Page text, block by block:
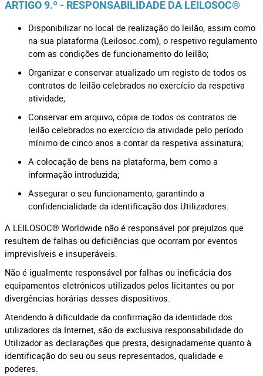
ARTIGO 9.º - RESPONSABILIDADE DA LEILOSOC®
Disponibilizar no local de realização do leilão, assim como
na sua plataforma (Leilosoc.com), o respetivo regulamento
com as condições de funcionamento do leilão;
Organizar e conservar atualizado um registo de todos os
contratos de leilão celebrados no exercício da respetiva
atividade;
Conservar em arquivo, cópia de todos os contratos de
leilão celebrados no exercício da atividade pelo período
mínimo de cinco anos a contar da respetiva assinatura;
A colocação de bens na plataforma, bem como a
informação introduzida;
Assegurar o seu funcionamento, garantindo a
confidencialidade da identificação dos Utilizadores.
A LEILOSOC® Worldwide não é responsável por prejuízos que
resultem de falhas ou deficiências que ocorram por eventos
imprevisíveis e insuperáveis.
Não é igualmente responsável por falhas ou ineficácia dos
equipamentos eletrónicos utilizados pelos licitantes ou por
divergências horárias desses dispositivos.
Atendendo à dificuldade da confirmação da identidade dos
utilizadores da Internet, são da exclusiva responsabilidade do
Utilizador as declarações que presta, designadamente quanto à
identificação do seu ou seus representados, qualidade e
poderes.